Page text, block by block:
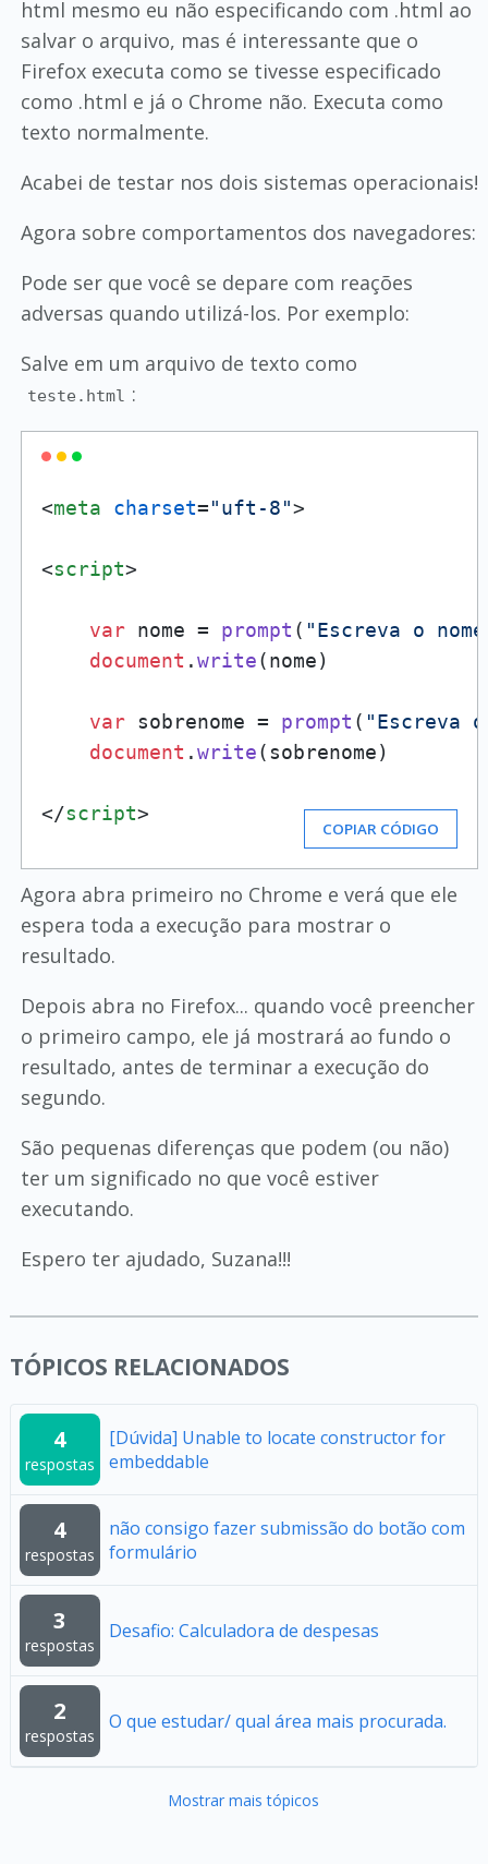
html mesmo eu não especificando com .html ao
salvar o arquivo, mas é interessante que o
Firefox executa como se tivesse especificado
como .html e já o Chrome não. Executa como
texto normalmente.
Acabei de testar nos dois sistemas operacionais!
Agora sobre comportamentos dos navegadores:
Pode ser que você se depare com reações
adversas quando utilizá-los. Por exemplo:
Salve em um arquivo de texto como
teste.html :
<meta charset="uft-8">
<script>
var nome = prompt ( "Escreva o
document .write(nome)
var sobrenome = prompt ( "Escreva
document .write(sobrenome)
</script>
COPIAR CÓDIGO
Agora abra primeiro no Chrome e verá que ele
espera toda a execução para mostrar o
resultado.
Depois abra no Firefox... quando você preencher
o primeiro campo, ele já mostrará ao fundo o
resultado, antes de terminar a execução do
segundo.
São pequenas diferenças que podem (ou não)
ter um significado no que você estiver
executando.
Espero ter ajudado, Suzana!!!
TÓPICOS RELACIONADOS
4
respostas
[Dúvida] Unable to locate constructor for
embeddable
4
respostas
não consigo fazer submissão do botão com
formulário
3
respostas
Desafio: Calculadora de despesas
2
respostas
O que estudar/ qual área mais procurada.
Mostrar mais tópicos